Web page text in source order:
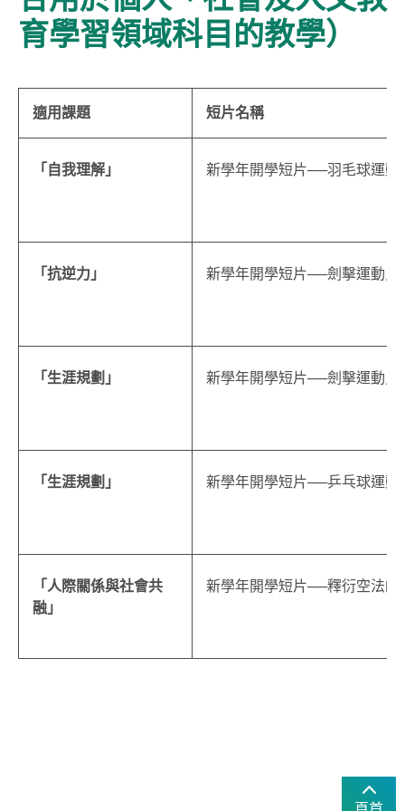
育學習領域科目的教學）
適用課題 短片名稱
「自我理解」 新學年開學短片──羽毛球運動
「抗逆力」 新學年開學短片──劍擊運動員
「生涯規劃」 新學年開學短片──劍擊運動員
「生涯規劃」 新學年開學短片──乒乓球運動
「人際關係與社會共
融」
新學年開學短片──釋衍空法師